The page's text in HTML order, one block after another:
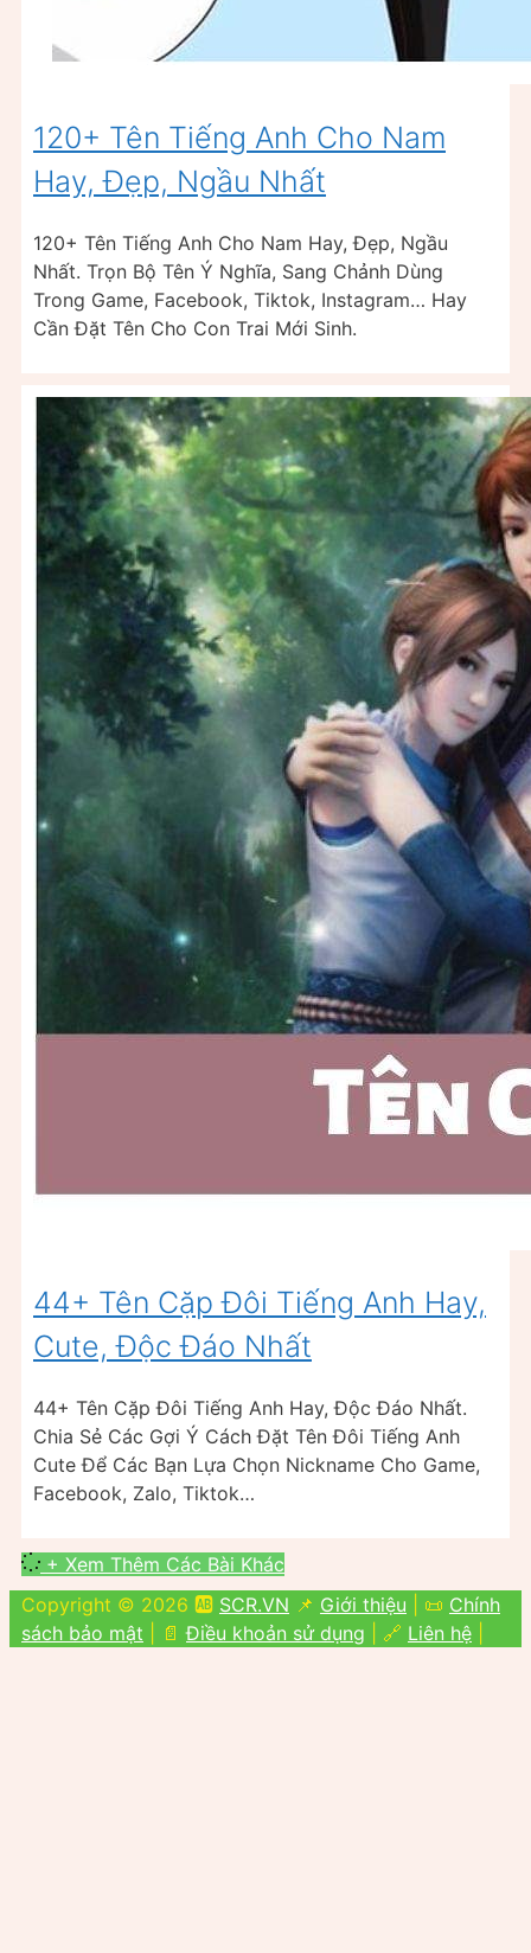
120+ Tên Tiếng Anh Cho Nam
Hay, Đẹp, Ngầu Nhất
120+ Tên Tiếng Anh Cho Nam Hay, Đẹp, Ngầu
Nhất. Trọn Bộ Tên Ý Nghĩa, Sang Chảnh Dùng
Trong Game, Facebook, Tiktok, Instagram… Hay
Cần Đặt Tên Cho Con Trai Mới Sinh.
44+ Tên Cặp Đôi Tiếng Anh Hay,
Cute, Độc Đáo Nhất
44+ Tên Cặp Đôi Tiếng Anh Hay, Độc Đáo Nhất.
Chia Sẻ Các Gợi Ý Cách Đặt Tên Đôi Tiếng Anh
Cute Để Các Bạn Lựa Chọn Nickname Cho Game,
Facebook, Zalo, Tiktok…
+ Xem Thêm Các Bài Khác
Copyright © 2026 🆎 SCR.VN 📌 Giới thiệu | 📜 Chính
sách bảo mật | 📄Điều khoản sử dụng | 🔗 Liên hệ